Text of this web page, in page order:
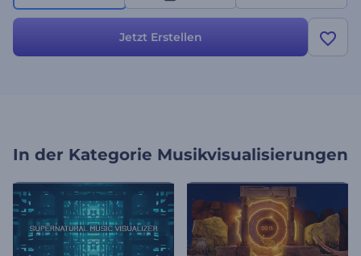
starten Sie Ihre Musik mit himmlischen Animationen!
Jetzt Erstellen
In der Kategorie Musikvisualisierungen